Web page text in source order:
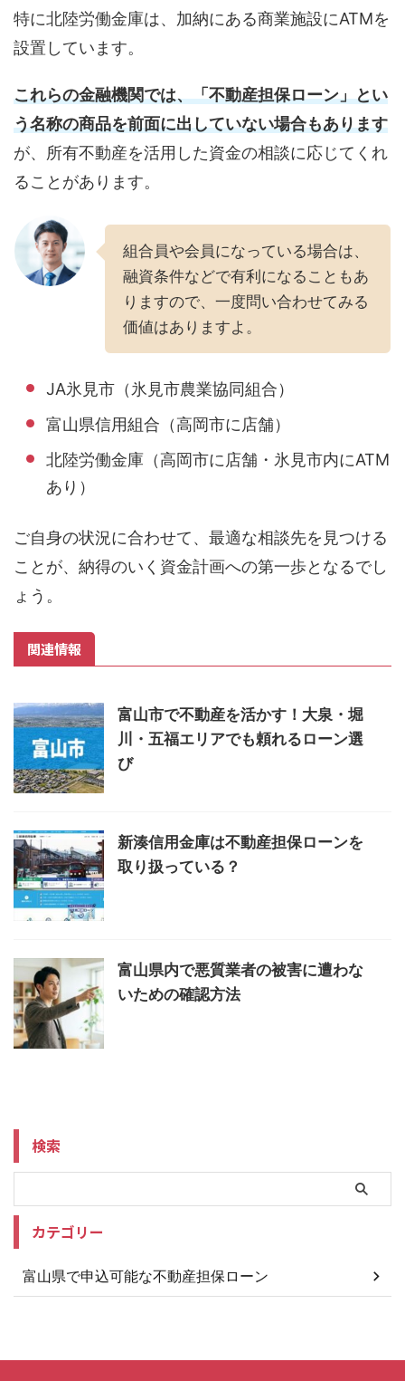
特に北陸労働金庫は、加納にある商業施設にATMを
設置しています。
これらの金融機関では、「不動産担保ローン」とい
う名称の商品を前面に出していない場合もあります
が、所有不動産を活用した資金の相談に応じてくれ
ることがあります。
組合員や会員になっている場合は、
融資条件などで有利になることもあ
りますので、一度問い合わせてみる
価値はありますよ。
JA氷見市（氷見市農業協同組合）
富山県信用組合（高岡市に店舗）
北陸労働金庫（高岡市に店舗・氷見市内にATM
あり）
ご自身の状況に合わせて、最適な相談先を見つける
ことが、納得のいく資金計画への第一歩となるでし
ょう。
関連情報
富山市で不動産を活かす！大泉・堀
川・五福エリアでも頼れるローン選
び
新湊信用金庫は不動産担保ローンを
取り扱っている？
富山県内で悪質業者の被害に遭わな
いための確認方法
検索
カテゴリー
富山県で申込可能な不動産担保ローン